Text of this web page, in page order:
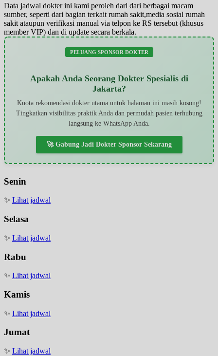
Data jadwal dokter ini kami peroleh dari dari berbagai macam
sumber, seperti dari bagian terkait rumah sakit,media sosial rumah
sakit ataupun verifikasi manual via telpon ke RS tersebut (khusus
member VIP) dan di update secara berkala.
PELUANG SPONSOR DOKTER
Apakah Anda Seorang Dokter Spesialis di
Jakarta?
Kuota rekomendasi dokter utama untuk halaman ini masih kosong!
Tingkatkan visibilitas praktik Anda dan permudah pasien terhubung
langsung ke WhatsApp Anda.
🚀 Gabung Jadi Dokter Sponsor Sekarang
Senin
✨ Lihat jadwal
Selasa
✨ Lihat jadwal
Rabu
✨ Lihat jadwal
Kamis
✨ Lihat jadwal
Jumat
✨ Lihat jadwal